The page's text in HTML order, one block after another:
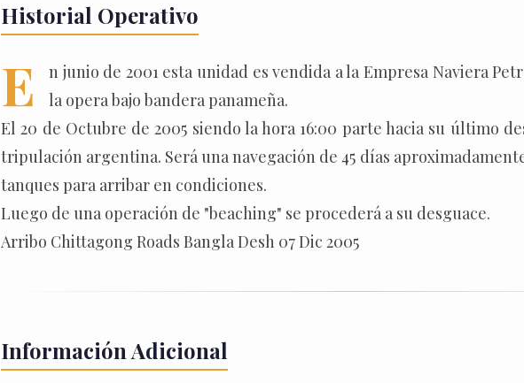
Historial Operativo
E
n junio de 2001 esta unidad es vendida a la Empresa Naviera
la opera bajo bandera panameña.
El 20 de Octubre de 2005 siendo la hora 16:00 parte hacia su último
tripulación argentina. Será una navegación de 45 días
tanques para arribar en condiciones.
Luego de una operación de "beaching" se procederá a su desguace.
Arribo Chittagong Roads Bangla Desh 07 Dic 2005
Información Adicional